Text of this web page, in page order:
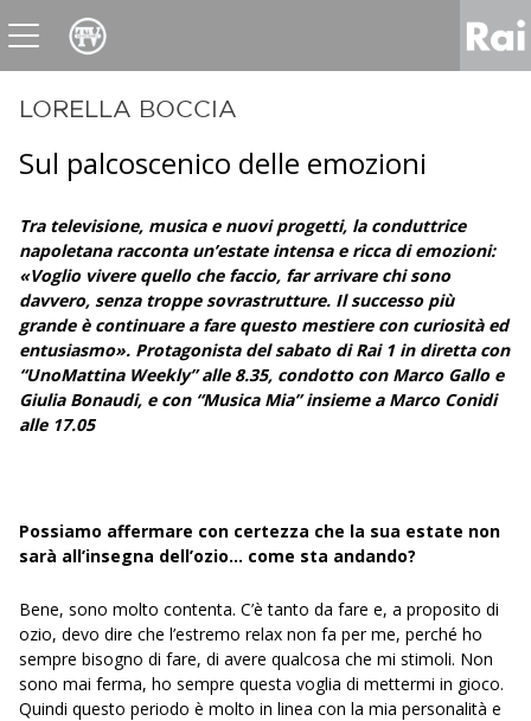
News Raicom
LORELLA BOCCIA
Sul palcoscenico delle emozioni
Tra televisione, musica e nuovi progetti, la conduttrice
napoletana racconta un’estate intensa e ricca di emozioni:
«Voglio vivere quello che faccio, far arrivare chi sono
davvero, senza troppe sovrastrutture. Il successo più
grande è continuare a fare questo mestiere con curiosità ed
entusiasmo». Protagonista del sabato di Rai 1 in diretta con
“UnoMattina Weekly” alle 8.35, condotto con Marco Gallo e
Giulia Bonaudi, e con “Musica Mia” insieme a Marco Conidi
alle 17.05
Possiamo affermare con certezza che la sua estate non
sarà all’insegna dell’ozio… come sta andando?
Bene, sono molto contenta. C’è tanto da fare e, a proposito di
ozio, devo dire che l’estremo relax non fa per me, perché ho
sempre bisogno di fare, di avere qualcosa che mi stimoli. Non
sono mai ferma, ho sempre questa voglia di mettermi in gioco.
Quindi questo periodo è molto in linea con la mia personalità e